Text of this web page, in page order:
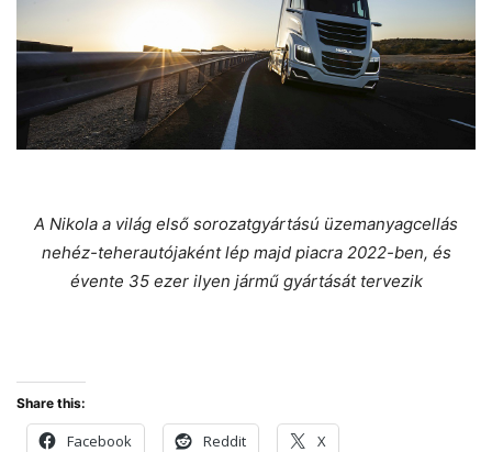
A Nikola a világ első sorozatgyártású üzemanyagcellás
nehéz-teherautójaként lép majd piacra 2022-ben, és
évente 35 ezer ilyen jármű gyártását tervezik
Share this:
Facebook Reddit X